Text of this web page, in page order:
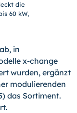
die
60 kW,
in
x-change
wurden, ergänzt
modulierenden
das Sortiment.